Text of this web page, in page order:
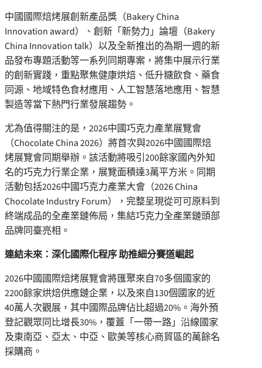
中國國際焙烤展創新產品獎（Bakery China
Innovation award）、創新「新勢力」論壇（Bakery
China Innovation talk）以及全新推出的為期一週的新
品發布專題活動等一系列同期專案，將集中展示行業
的創新實踐，重點聚焦健康烘焙、低升糖飲食、藥食
同源、地域特色食材應用、人工智慧落地應用、智慧
製造等當下熱門行業發展趨勢。
尤為值得關注的是，2026中國巧克力產業展覽會
（Chocolate China 2026）將首次與2026中國國際焙
烤展覽會同期舉辦。該活動將吸引200餘家國內外知
名的巧克力行業企業，展覽面積達3萬平方米。同期
活動包括2026中國巧克力產業大會（2026 China
Chocolate Industry Forum），完整呈現從可可原料到
終端成品的全產業鏈佈局，集結巧克力全產業鏈頭部
品牌同臺亮相。
連結未來：深化國際化程序 助推細分賽道崛起
2026中國國際焙烤展覽會將匯聚來自70多個國家的
2200餘家烘焙供應鏈企業，以及來自130個國家的近
40萬人次觀展，其中國際品牌佔比超過20%。海外預
登記觀眾同比增長30%，覆蓋「一帶一路」沿線國家
及東南亞、亞太、中亞、歐美等核心商貿區的萬餘名
採購商。